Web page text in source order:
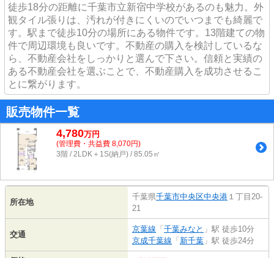
徒歩18分の距離に千葉市立新宿中学校があるのも魅力。外
観タイル張りは、汚れが付きにくいのでいつまでも綺麗で
す。駅まで徒歩10分の場所にある物件です。13階建ての物
件で周辺環境も良いです。不動産の購入を検討しているな
ら、不動産会社をしっかりと選んで下さい。信頼と実績の
ある不動産会社を選ぶことで、不動産購入を成功させるこ
とに繋がります。
販売物件一覧
4,780万円
(管理費・共益費 8,070円)
3階 / 2LDK＋1S(納戸) / 85.05㎡
所在地
千葉県千葉市中央区中央港 １丁目20-
21
交通
京葉線 「 千葉みなと 」駅 徒歩10分
京成千葉線 「 新千葉 」駅 徒歩24分